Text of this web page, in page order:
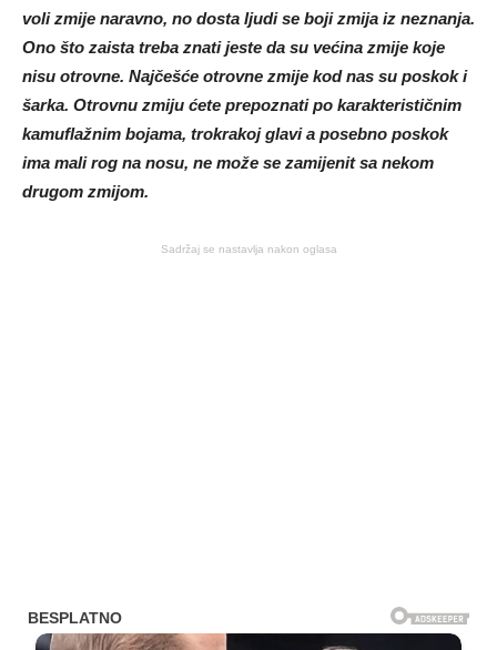
voli zmije naravno, no dosta ljudi se boji zmija iz neznanja.
Ono što zaista treba znati jeste da su većina zmije koje
nisu otrovne. Najčešće otrovne zmije kod nas su poskok i
šarka. Otrovnu zmiju ćete prepoznati po karakterističnim
kamuflažnim bojama, trokrakoj glavi a posebno poskok
ima mali rog na nosu, ne može se zamijenit sa nekom
drugom zmijom.
Sadržaj se nastavlja nakon oglasa